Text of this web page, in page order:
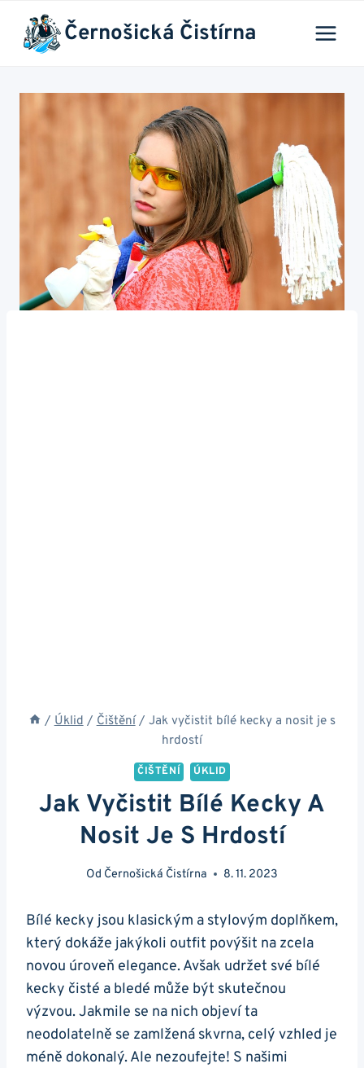
Přeskočit
obsah
Černošická Čistírna
/ Úklid / Čištění / Jak vyčistit bílé kecky a nosit je s
hrdostí
ČIŠTĚNÍ ÚKLID
Jak Vyčistit Bílé Kecky A
Nosit Je S Hrdostí
Od Černošická Čistírna 8. 11. 2023
Bílé kecky jsou⁤ klasickým a ⁣stylovým ‌doplňkem,
který dokáže jakýkoli outfit povýšit na zcela
novou úroveň elegance.⁣ Avšak udržet své bílé
kecky ​čisté a bledé může‌ být skutečnou
výzvou. Jakmile se na nich objeví ta
neodolatelně se zamlžená skvrna, celý vzhled‍ je
méně⁣ dokonalý. Ale nezoufejte!‍ S našimi